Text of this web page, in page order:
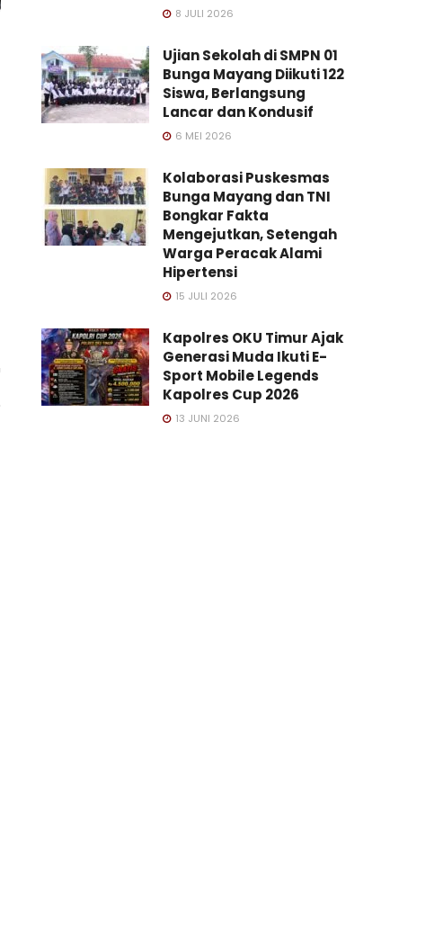
8 JULI 2026
Ujian Sekolah di SMPN 01
Bunga Mayang Diikuti 122
Siswa, Berlangsung
Lancar dan Kondusif
6 MEI 2026
Kolaborasi Puskesmas
Bunga Mayang dan TNI
Bongkar Fakta
Mengejutkan, Setengah
Warga Peracak Alami
Hipertensi
15 JULI 2026
Kapolres OKU Timur Ajak
Generasi Muda Ikuti E-
Sport Mobile Legends
Kapolres Cup 2026
13 JUNI 2026